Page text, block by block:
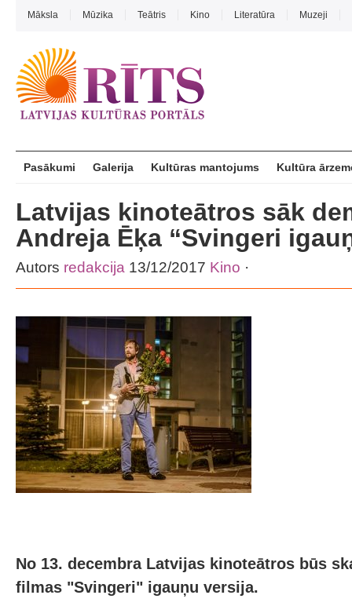
Māksla Mūzika Teātris Kino Literatūra Muzeji
Pasākumi Galerija Kultūras mantojums Kultūra
Latvijas kinoteātros sāk
Andreja Ēķa “Svingeri
Autors redakcija 13/12/2017 Kino ·
No 13. decembra Latvijas kinoteātros būs
filmas "Svingeri" igauņu versija.